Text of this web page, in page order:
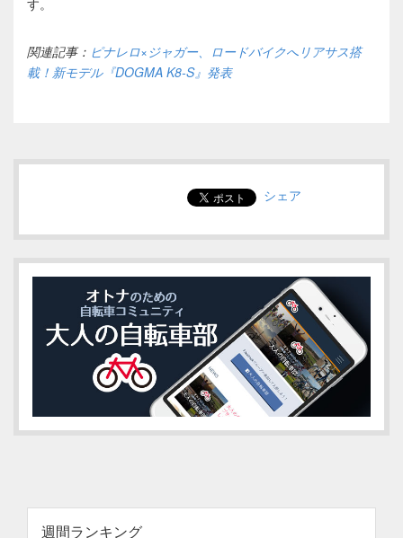
関連記事： ピナレロ×ジャガー、ロードバイクへリアサス搭
載！新モデル『DOGMA K8-S』発表
シェア
週間ランキング